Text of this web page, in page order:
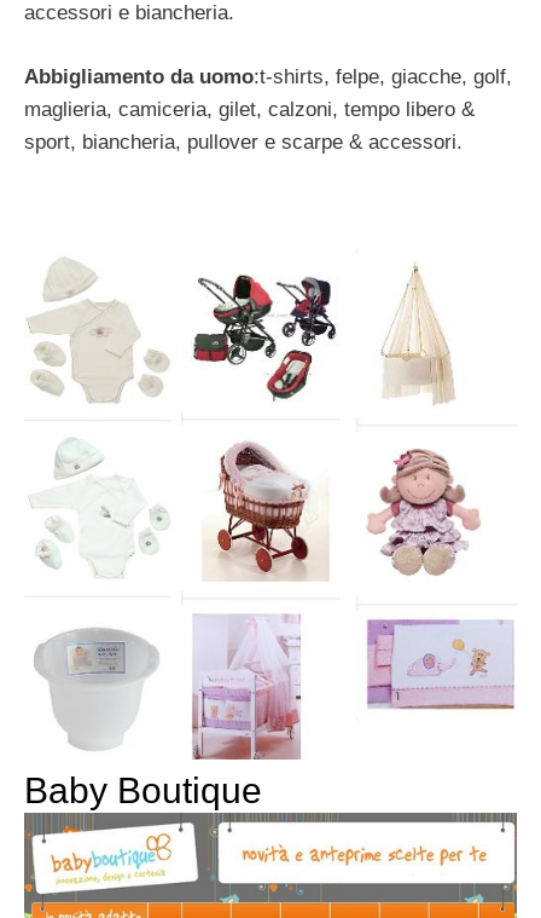
accessori e biancheria.
Abbigliamento da uomo:t-shirts, felpe, giacche, golf,
maglieria, camiceria, gilet, calzoni, tempo libero &
sport, biancheria, pullover e scarpe & accessori.
Baby Boutique